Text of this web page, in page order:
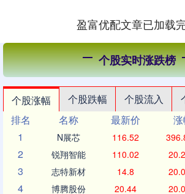
盈富优配文章已加载
个股实时涨跌榜
个股涨幅 个股跌幅 个股流入
排名
名称 最新价
1
N展芯 116.52
2 锐翔智能 110.02
3 志特新材 14.8
4 博腾股份 20.44